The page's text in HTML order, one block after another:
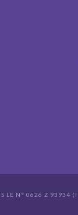
LE N° 0626 Z 93934